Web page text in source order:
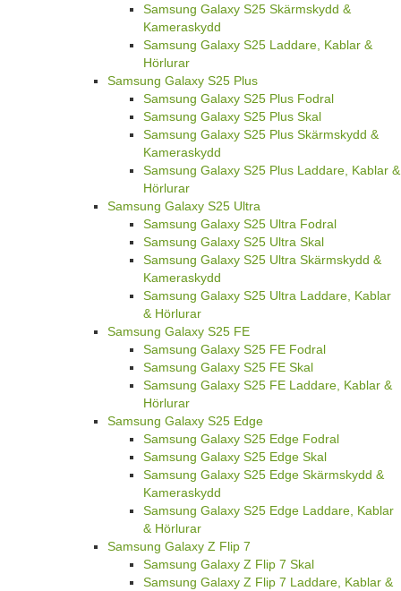
Samsung Galaxy S25 Skärmskydd &
Kameraskydd
Samsung Galaxy S25 Laddare, Kablar &
Hörlurar
Samsung Galaxy S25 Plus
Samsung Galaxy S25 Plus Fodral
Samsung Galaxy S25 Plus Skal
Samsung Galaxy S25 Plus Skärmskydd &
Kameraskydd
Samsung Galaxy S25 Plus Laddare, Kablar &
Hörlurar
Samsung Galaxy S25 Ultra
Samsung Galaxy S25 Ultra Fodral
Samsung Galaxy S25 Ultra Skal
Samsung Galaxy S25 Ultra Skärmskydd &
Kameraskydd
Samsung Galaxy S25 Ultra Laddare, Kablar
& Hörlurar
Samsung Galaxy S25 FE
Samsung Galaxy S25 FE Fodral
Samsung Galaxy S25 FE Skal
Samsung Galaxy S25 FE Laddare, Kablar &
Hörlurar
Samsung Galaxy S25 Edge
Samsung Galaxy S25 Edge Fodral
Samsung Galaxy S25 Edge Skal
Samsung Galaxy S25 Edge Skärmskydd &
Kameraskydd
Samsung Galaxy S25 Edge Laddare, Kablar
& Hörlurar
Samsung Galaxy Z Flip 7
Samsung Galaxy Z Flip 7 Skal
Samsung Galaxy Z Flip 7 Laddare, Kablar &